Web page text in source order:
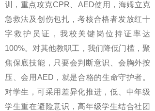
训，重点攻克CPR、AED使用，海姆立克
急救法及创伤包扎，考核合格者发放红十
字救护员证，我校关键岗位持证率达
100%。对其他教职工，我们降低门槛，聚
焦保底技能，只要会判断意识、会胸外按
压、会用AED，就是合格的生命守护者。
对学生，可采用差异化推进，低、中年级
学生重在避险意识，高年级学生结合社团